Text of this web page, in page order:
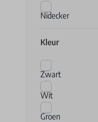
Nidecker
Kleur
Zwart
Wit
Groen